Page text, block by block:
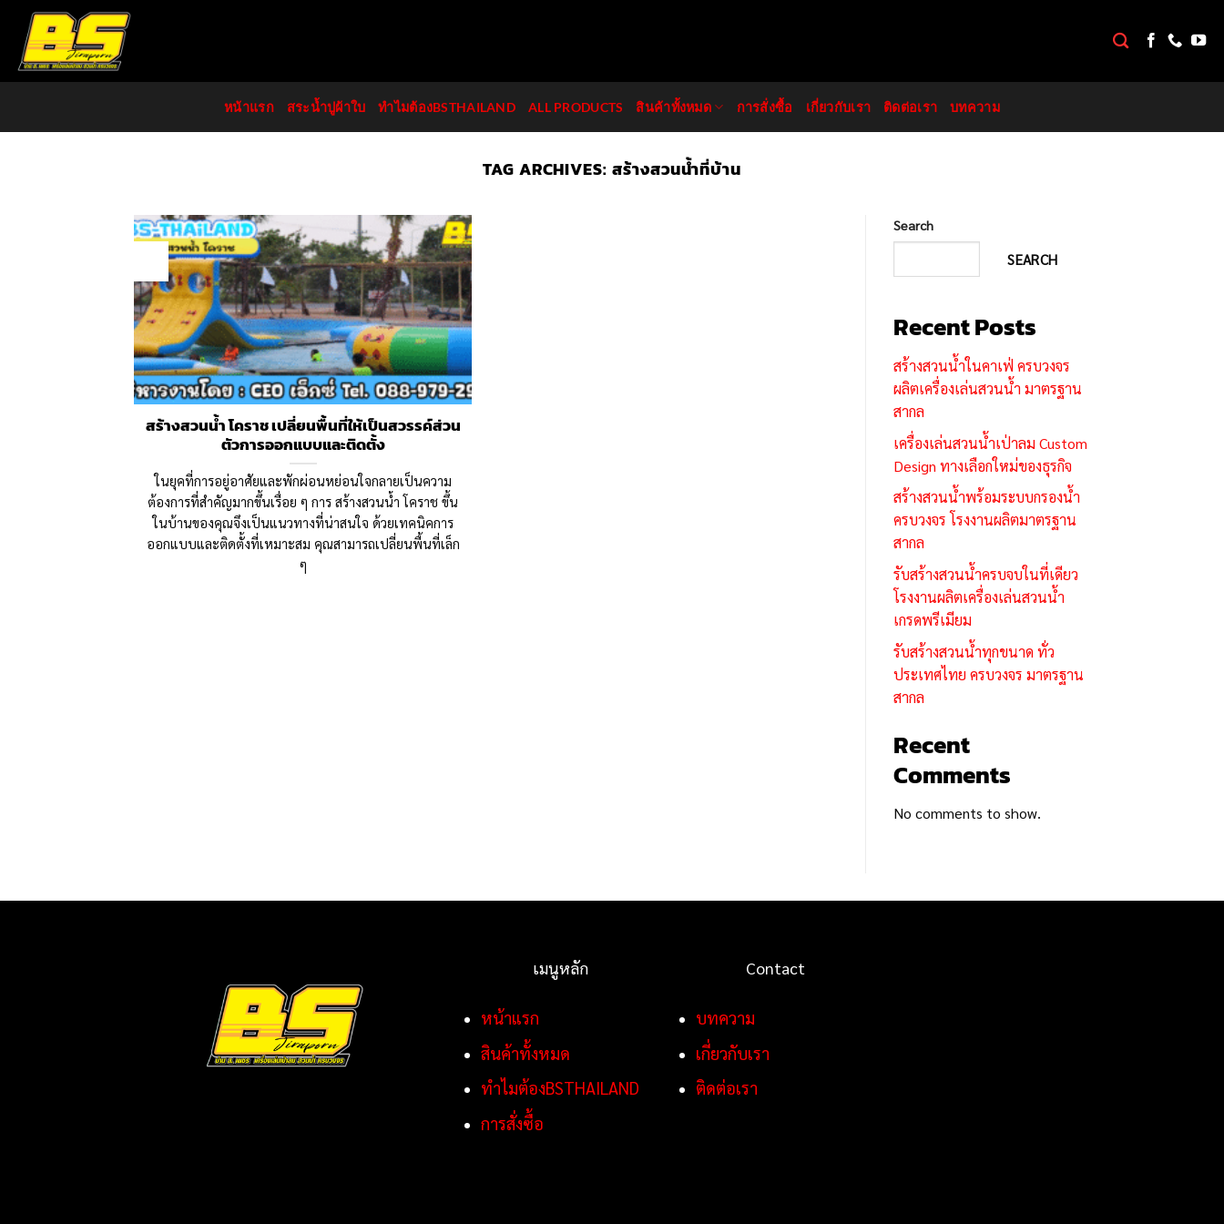
content
หน้าแรก สระน้ำปูผ้าใบ ทำไมต้องBSTHAILAND ALL PRODUCTS สินค้าทั้งหมด การสั่งซื้อ เกี่ยวกับเรา ติดต่อเรา บทความ
TAG ARCHIVES: สร้างสวนน้ำที่บ้าน
สร้างสวนน้ำ โคราช เปลี่ยนพื้นที่ให้เป็นสวรรค์ส่วน
ตัวการออกแบบและติดตั้ง
ในยุคที่การอยู่อาศัยและพักผ่อนหย่อนใจกลายเป็นความ
ต้องการที่สำคัญมากขึ้นเรื่อย ๆ การ สร้างสวนน้ำ โคราช ขึ้น
ในบ้านของคุณจึงเป็นแนวทางที่น่าสนใจ ด้วยเทคนิคการ
ออกแบบและติดตั้งที่เหมาะสม คุณสามารถเปลี่ยนพื้นที่เล็ก
ๆ
Search
SEARCH
Recent Posts
สร้างสวนน้ำในคาเฟ่ ครบวงจร
ผลิตเครื่องเล่นสวนน้ำ มาตรฐาน
สากล
เครื่องเล่นสวนน้ำเป่าลม Custom
Design ทางเลือกใหม่ของธุรกิจ
สร้างสวนน้ำพร้อมระบบกรองน้ำ
ครบวงจร โรงงานผลิตมาตรฐาน
สากล
รับสร้างสวนน้ำครบจบในที่เดียว
โรงงานผลิตเครื่องเล่นสวนน้ำ
เกรดพรีเมียม
รับสร้างสวนน้ำทุกขนาด ทั่ว
ประเทศไทย ครบวงจร มาตรฐาน
สากล
Recent
Comments
No comments to show.
เมนูหลัก
หน้าแรก
สินค้าทั้งหมด
ทำไมต้องBSTHAILAND
การสั่งซื้อ
Contact
บทความ
เกี่ยวกับเรา
ติดต่อเรา